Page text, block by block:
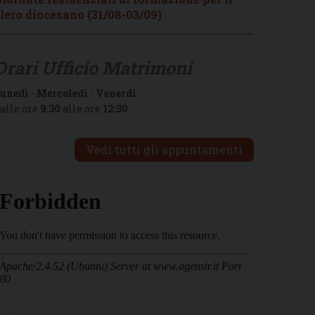
diocesano (31/08-03/09)
- Mercoledì - Venerdì
ore 9:30 alle ore 12:30
Vedi tutti gli appuntamenti